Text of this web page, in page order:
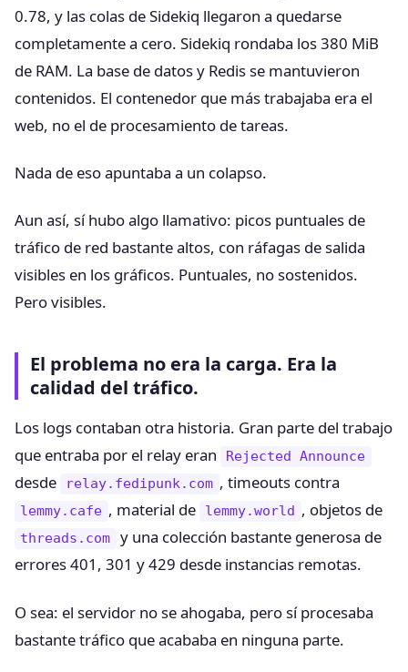
0.78, y las colas de Sidekiq llegaron a quedarse
completamente a cero. Sidekiq rondaba los 380 MiB
de RAM. La base de datos y Redis se mantuvieron
contenidos. El contenedor que más trabajaba era el
web, no el de procesamiento de tareas.
Nada de eso apuntaba a un colapso.
Aun así, sí hubo algo llamativo: picos puntuales de
tráfico de red bastante altos, con ráfagas de salida
visibles en los gráficos. Puntuales, no sostenidos.
Pero visibles.
El problema no era la carga. Era la
calidad del tráfico.
Los logs contaban otra historia. Gran parte del trabajo
que entraba por el relay eran
Rejected Announce
desde relay.fedipunk.com , timeouts contra
lemmy.cafe , material de lemmy.world , objetos de
threads.com
y una colección bastante generosa de
errores 401, 301 y 429 desde instancias remotas.
O sea: el servidor no se ahogaba, pero sí procesaba
bastante tráfico que acababa en ninguna parte.